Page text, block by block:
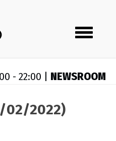
Toggle
navigation
- 22:00 | NEWSROOM
02/2022)